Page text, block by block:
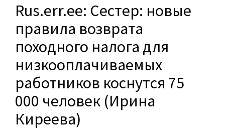
Rus.err.ee: Сестер: новые
правила возврата
походного налога для
низкооплачиваемых
работников коснутся 75
000 человек (Ирина
Киреева)